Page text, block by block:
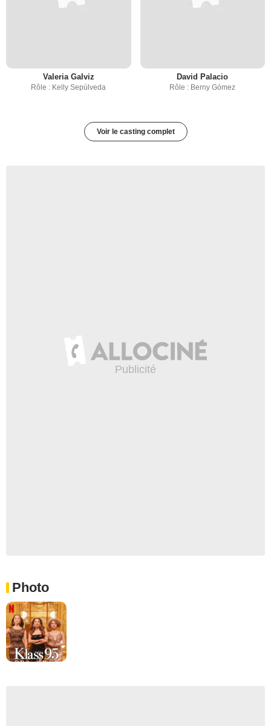
Valeria Galviz
Rôle : Kelly Sepúlveda
David Palacio
Rôle : Berny Gómez
Voir le casting complet
Photo